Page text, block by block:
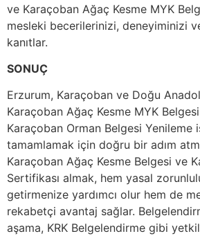
ve Karaçoban Ağaç Kesme MYK
mesleki becerilerinizi, deneyiminizi
kanıtlar.
SONUÇ
Erzurum, Karaçoban ve Doğu
Karaçoban Ağaç Kesme MYK
Karaçoban Orman Belgesi Yenileme
tamamlamak için doğru bir adım
Karaçoban Ağaç Kesme Belgesi ve
Sertifikası almak, hem yasal
getirmenize yardımcı olur hem de
rekabetçi avantaj sağlar.
aşama, KRK Belgelendirme gibi